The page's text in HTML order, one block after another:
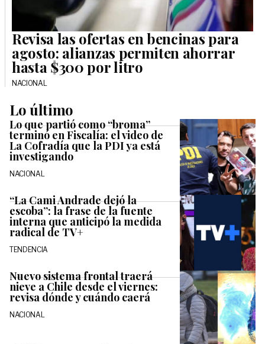
Revisa las ofertas en bencinas para
agosto: alianzas permiten ahorrar
hasta $300 por litro
NACIONAL
Lo último
Lo que partió como “broma”
terminó en Fiscalía: el video de
La Cofradía que la PDI ya está
investigando
NACIONAL
“La Cami Andrade dejó la
escoba”: la frase de la fuente
interna que anticipó la medida
radical de TV+
TENDENCIA
Nuevo sistema frontal traerá
nieve a Chile desde el viernes:
revisa dónde y cuándo caerá
NACIONAL